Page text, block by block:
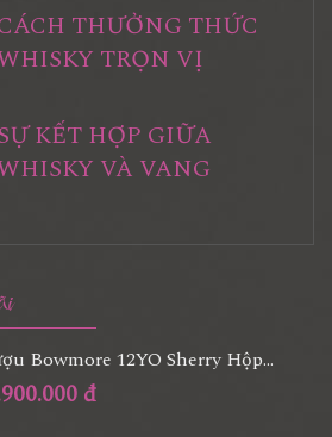
THƯỞNG THỨC
TRỌN VỊ
KẾT HỢP GIỮA
VÀ VANG
Bowmore 12YO Sherry Hộp...
đ